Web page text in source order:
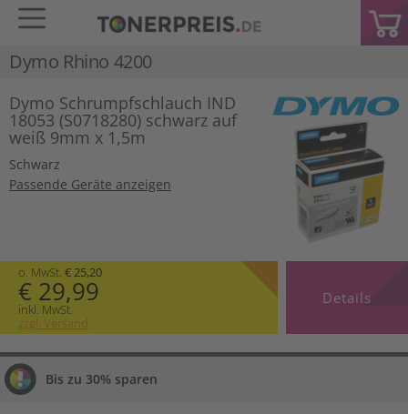
Dymo Rhino 4200
Dymo Schrumpfschlauch IND
18053 (S0718280) schwarz auf
weiß 9mm x 1,5m
Schwarz
Passende Geräte anzeigen
o. MwSt. € 25,20
€ 29,99
inkl. MwSt.
zzgl. Versand
Details
Bis zu 30% sparen